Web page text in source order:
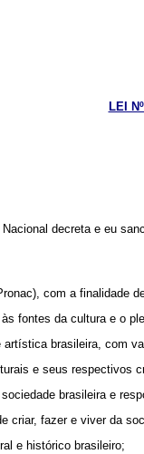
LEI
decreta e eu
com a finalidade
fontes da cultura e o
brasileira, com
e seus respectivos
brasileira e
criar, fazer e viver da
e histórico brasileiro;